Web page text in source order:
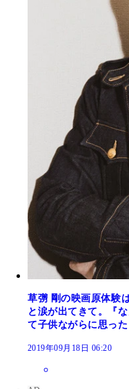
草彅 剛の映画原体験
と涙が出てきて。『
て子供ながらに思った
2019年09月18日 06:20